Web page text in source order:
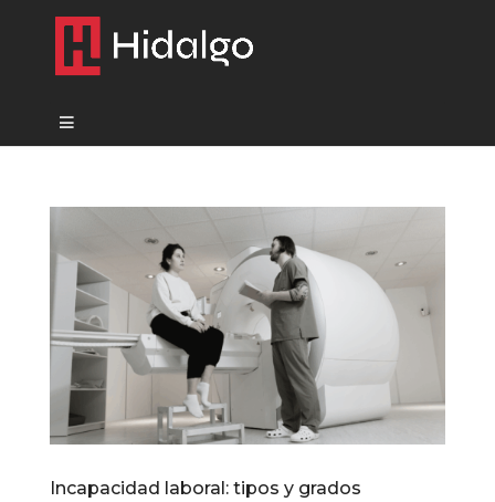
Incapacidad laboral: tipos y grados